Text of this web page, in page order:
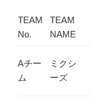
TEAM
No.
TEAM
NAME
Aチー
ム
ミクシ
ーズ